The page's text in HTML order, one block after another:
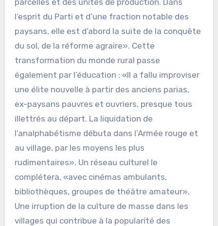
l’esprit du Parti et d’une fraction notable des
paysans, elle est d’abord la suite de la conquête
du sol, de la réforme agraire». Cette
transformation du monde rural passe
également par l’éducation : «Il a fallu improviser
une élite nouvelle à partir des anciens parias,
ex-paysans pauvres et ouvriers, presque tous
illettrés au départ. La liquidation de
l’analphabétisme débuta dans l’Armée rouge et
au village, par les moyens les plus
rudimentaires». Un réseau culturel le
complétera, «avec cinémas ambulants,
bibliothèques, groupes de théâtre amateur».
Une irruption de la culture de masse dans les
villages qui contribue à la popularité des